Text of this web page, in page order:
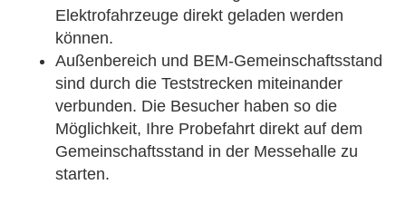
Elektrofahrzeuge direkt geladen werden
können.
Außenbereich und BEM-Gemeinschaftsstand
sind durch die Teststrecken miteinander
verbunden. Die Besucher haben so die
Möglichkeit, Ihre Probefahrt direkt auf dem
Gemeinschaftsstand in der Messehalle zu
starten.